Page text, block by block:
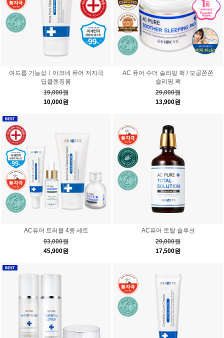
여드름 기능성ㅣ아크네 퓨어 저자극
딥클렌징폼
19,000원
10,000원
AC 퓨어 수더 슬리핑 팩 / 모공쫀쫀
슬리핑 팩
29,000원
13,900원
AC퓨어 트러블 4종 세트
93,000원
45,900원
AC퓨어 토탈 솔루션
29,000원
17,500원